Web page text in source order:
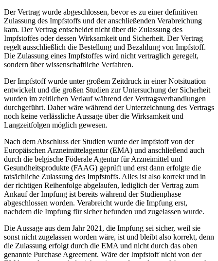
Der Vertrag wurde abgeschlossen, bevor es zu einer definitiven
Zulassung des Impfstoffs und der anschließenden Verabreichung
kam. Der Vertrag entscheidet nicht über die Zulassung des
Impfstoffes oder dessen Wirksamkeit und Sicherheit. Der Vertrag
regelt ausschließlich die Bestellung und Bezahlung von Impfstoff.
Die Zulassung eines Impfstoffes wird nicht vertraglich geregelt,
sondern über wissenschaftliche Verfahren.
Der Impfstoff wurde unter großem Zeitdruck in einer Notsituation
entwickelt und die großen Studien zur Untersuchung der Sicherheit
wurden im zeitlichen Verlauf während der Vertragsverhandlungen
durchgeführt. Daher wäre während der Unterzeichnung des Vertrags
noch keine verlässliche Aussage über die Wirksamkeit und
Langzeitfolgen möglich gewesen.
Nach dem Abschluss der Studien wurde der Impfstoff von der
Europäischen Arzneimittelagentur (EMA) und anschließend auch
durch die belgische Föderale Agentur für Arzneimittel und
Gesundheitsprodukte (FAAG) geprüft und erst dann erfolgte die
tatsächliche Zulassung des Impfstoffs. Alles ist also korrekt und in
der richtigen Reihenfolge abgelaufen, lediglich der Vertrag zum
Ankauf der Impfung ist bereits während der Studienphase
abgeschlossen worden. Verabreicht wurde die Impfung erst,
nachdem die Impfung für sicher befunden und zugelassen wurde.
Die Aussage aus dem Jahr 2021, die Impfung sei sicher, weil sie
sonst nicht zugelassen worden wäre, ist und bleibt also korrekt, denn
die Zulassung erfolgt durch die EMA und nicht durch das oben
genannte Purchase Agreement. Wäre der Impfstoff nicht von der